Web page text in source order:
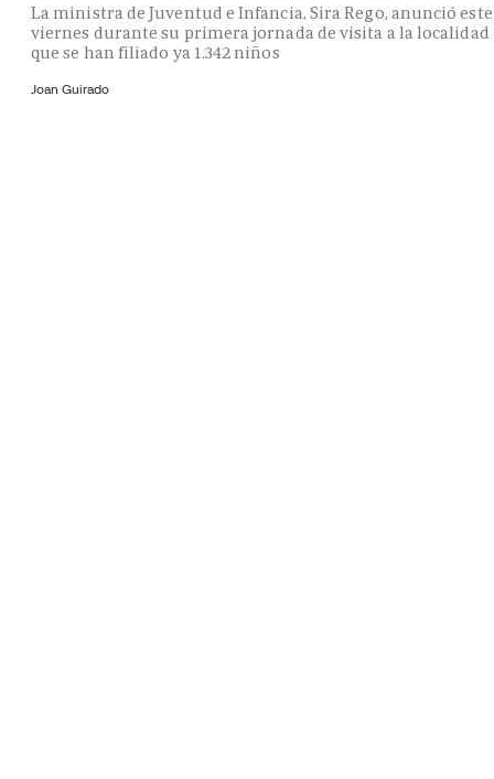
La ministra de Juventud e Infancia, Sira Rego, anunció este
viernes durante su primera jornada de visita a la localidad
que se han filiado ya 1.342 niños
Joan Guirado